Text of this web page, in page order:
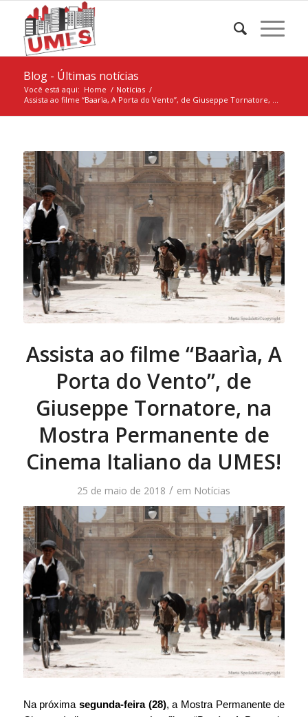
Blog - Últimas notícias
Você está aqui: Home / Notícias /
Assista ao filme “Baarìa, A Porta do Vento”, de Giuseppe Tornatore, ...
Assista ao filme “Baarìa, A
Porta do Vento”, de
Giuseppe Tornatore, na
Mostra Permanente de
Cinema Italiano da UMES!
25 de maio de 2018 / em Notícias
Na próxima segunda-feira (28), a Mostra Permanente de